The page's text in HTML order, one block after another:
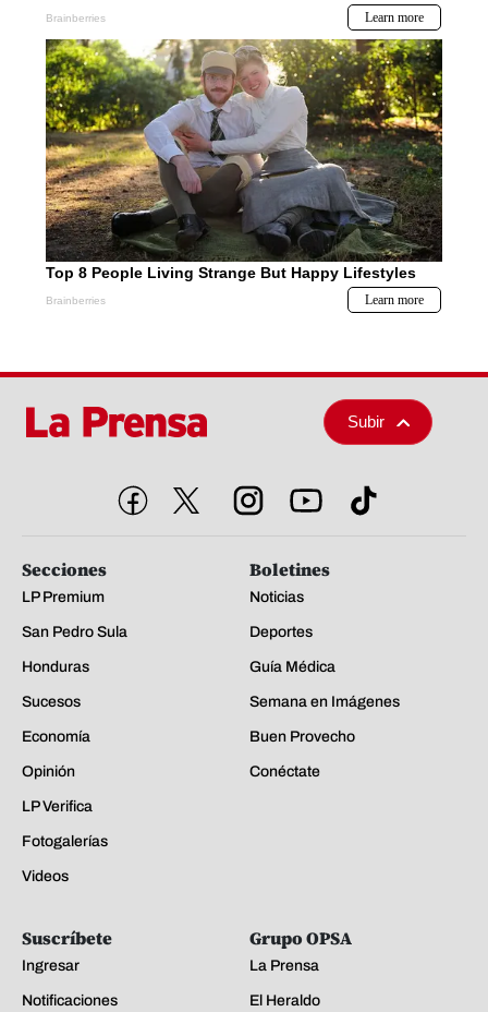
Subir
Secciones
LP Premium
San Pedro Sula
Honduras
Sucesos
Economía
Opinión
LP Verifica
Fotogalerías
Videos
Boletines
Noticias
Deportes
Guía Médica
Semana en Imágenes
Buen Provecho
Conéctate
Suscríbete
Ingresar
Notificaciones
Grupo OPSA
La Prensa
El Heraldo